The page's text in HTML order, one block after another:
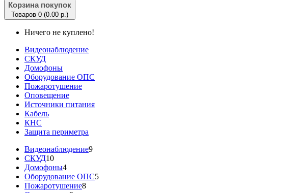
Корзина покупок
Товаров 0 (0.00 р.)
Ничего не куплено!
Видеонаблюдение
СКУД
Домофоны
Оборудование ОПС
Пожаротушение
Оповещение
Источники питания
Кабель
КНС
Защита периметра
Видеонаблюдение9
СКУД10
Домофоны4
Оборудование ОПС5
Пожаротушение8